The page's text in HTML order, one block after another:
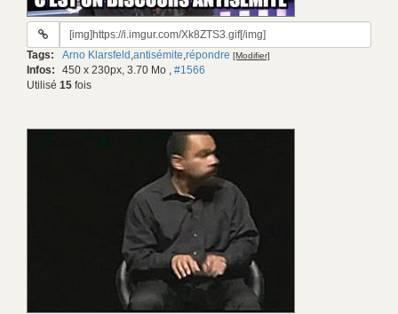
URL
gif:
Tags: Arno Klarsfeld ,antisémite,répondre [Modifier]
Infos: 450 x 230px, 3.70 Mo , #1566
Utilisé 15 fois